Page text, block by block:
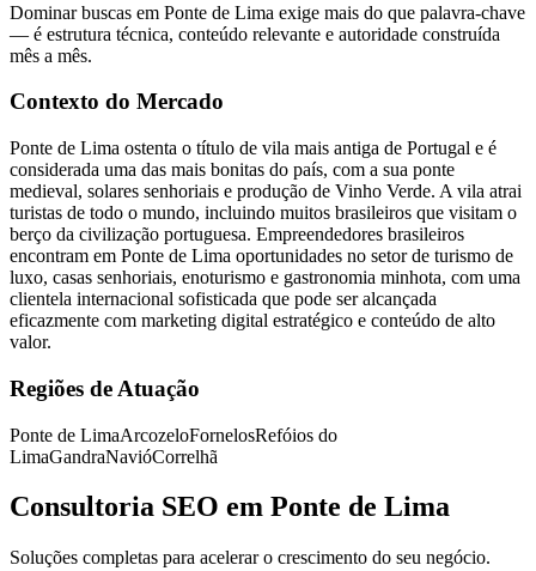
Dominar buscas em Ponte de Lima exige mais do que palavra-chave
— é estrutura técnica, conteúdo relevante e autoridade construída
mês a mês.
Contexto do Mercado
Ponte de Lima ostenta o título de vila mais antiga de Portugal e é
considerada uma das mais bonitas do país, com a sua ponte
medieval, solares senhoriais e produção de Vinho Verde. A vila atrai
turistas de todo o mundo, incluindo muitos brasileiros que visitam o
berço da civilização portuguesa. Empreendedores brasileiros
encontram em Ponte de Lima oportunidades no setor de turismo de
luxo, casas senhoriais, enoturismo e gastronomia minhota, com uma
clientela internacional sofisticada que pode ser alcançada
eficazmente com marketing digital estratégico e conteúdo de alto
valor.
Regiões de Atuação
Ponte de LimaArcozeloFornelosRefóios do
LimaGandraNavióCorrelhã
Consultoria SEO em Ponte de Lima
Soluções completas para acelerar o crescimento do seu negócio.